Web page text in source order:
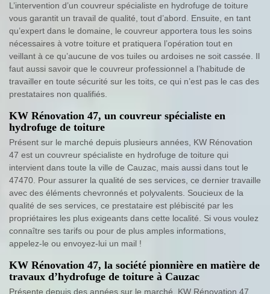
L’intervention d’un couvreur spécialiste en hydrofuge de toiture
vous garantit un travail de qualité, tout d’abord. Ensuite, en tant
qu’expert dans le domaine, le couvreur apportera tous les soins
nécessaires à votre toiture et pratiquera l’opération tout en
veillant à ce qu’aucune de vos tuiles ou ardoises ne soit cassée. Il
faut aussi savoir que le couvreur professionnel a l’habitude de
travailler en toute sécurité sur les toits, ce qui n’est pas le cas des
prestataires non qualifiés.
KW Rénovation 47, un couvreur spécialiste en
hydrofuge de toiture
Présent sur le marché depuis plusieurs années, KW Rénovation
47 est un couvreur spécialiste en hydrofuge de toiture qui
intervient dans toute la ville de Cauzac, mais aussi dans tout le
47470. Pour assurer la qualité de ses services, ce dernier travaille
avec des éléments chevronnés et polyvalents. Soucieux de la
qualité de ses services, ce prestataire est plébiscité par les
propriétaires les plus exigeants dans cette localité. Si vous voulez
connaître ses tarifs ou pour de plus amples informations,
appelez-le ou envoyez-lui un mail !
KW Rénovation 47, la société pionnière en matière de
travaux d’hydrofuge de toiture à Cauzac
Présente depuis des années sur le marché, KW Rénovation 47